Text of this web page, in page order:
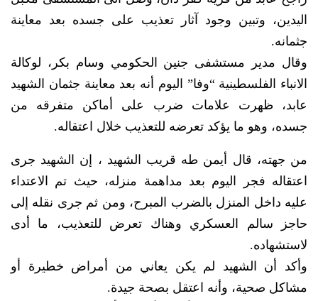
اليدين، وتبين وجود آثار تعذيب على جسده بعد معاينة
جثمانه.
وقال مدير مستشفى جنين الحكومي وسام بكر، لوكالة
الانباء الفلسطينية “وفا” اليوم أنه بعد معاينة جثمان الشهيد
عابد، ظهرت علامات ضرب على أماكن متفرقه من
جسده، وهو ما يؤكد تعرضه للتعذيب خلال اعتقاله.
من جهته، قال أيمن طه قريب الشهيد ، إن الشهيد جرى
اعتقاله فجر اليوم بعد مداهمة منزله، حيث تم الاعتداء
عليه داخل المنزل بالضرب المبرح، ومن ثم جرى نقله إلى
حاجز سالم العسكري وهناك تعرض للتعذيب، ما أدى
لاستشهاده.
وأكد أن الشهيد لم يكن يعاني من أمراض خطيرة أو
مشاكل صحية، وأنه اعتقل بصحة جيدة.